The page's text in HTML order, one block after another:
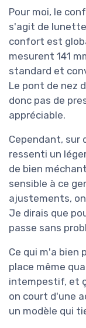
Pour moi, le
s'agit de
confort est
mesurent 141
standard et
Le pont de nez
donc pas de
appréciable.
Cependant, sur
ressenti un
de bien
sensible à ce
ajustements,
Je dirais que
passe sans
Ce qui m'a bien
place même
intempestif, et
on court d'une
un modèle qui